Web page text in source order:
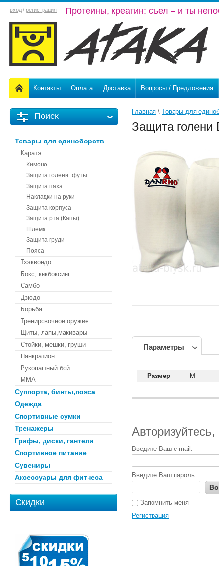
вход / регистрация Протеины, креатин: съел – и ты
Контакты Оплата Доставка Вопросы / Предложения
Поиск
Товары для единоборств
Каратэ
Кимоно
Защита голени+футы
Защита паха
Накладки на руки
Защита корпуса
Защита рта (Капы)
Шлема
Защита груди
Пояса
Тхэквондо
Бокс, кикбоксинг
Самбо
Дзюдо
Борьба
Тренировочное оружие
Щиты, лапы,макивары
Стойки, мешки, груши
Панкратион
Рукопашный бой
MMA
Суппорта, бинты,пояса
Одежда
Спортивные сумки
Тренажеры
Грифы, диски, гантели
Спортивное питание
Сувениры
Аксессуары для фитнеса
Скидки
Главная \ Товары для
Защита голени
Параметры
Размер M
Введите Ваш e-mail:
Введите Ваш пароль:
Запомнить меня
Регистрация